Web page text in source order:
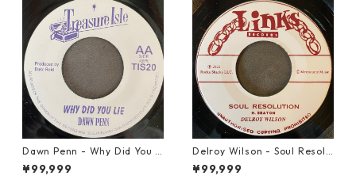
Dawn Penn - Why Did You Li
e【7-21938】
¥99,999
Delroy Wilson - Soul Resolu
tion【7-21935】
¥99,999